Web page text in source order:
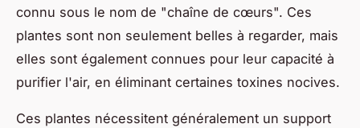
connu sous le nom de "chaîne de cœurs". Ces
plantes sont non seulement belles à regarder, mais
elles sont également connues pour leur capacité à
purifier l'air, en éliminant certaines toxines nocives.
Ces plantes nécessitent généralement un support